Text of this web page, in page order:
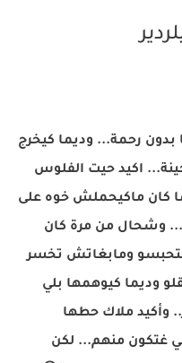
رحمة... وديما كيخرج
اكيد حيت الفلوس
كان ماكيحملش خوه على
وشحال من مرة كان
ومابغاتش تخسر
وديما كيوهمها بلي
وأكيد ملاك حطها
غتكون منهم... لكن